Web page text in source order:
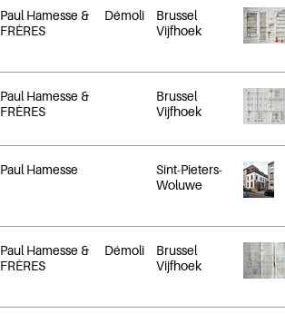
Paul Hamesse &
FRÈRES
Démoli
Brussel
Vijfhoek
Paul Hamesse &
FRÈRES
Brussel
Vijfhoek
Paul Hamesse
Sint-Pieters-
Woluwe
Paul Hamesse &
FRÈRES
Démoli
Brussel
Vijfhoek